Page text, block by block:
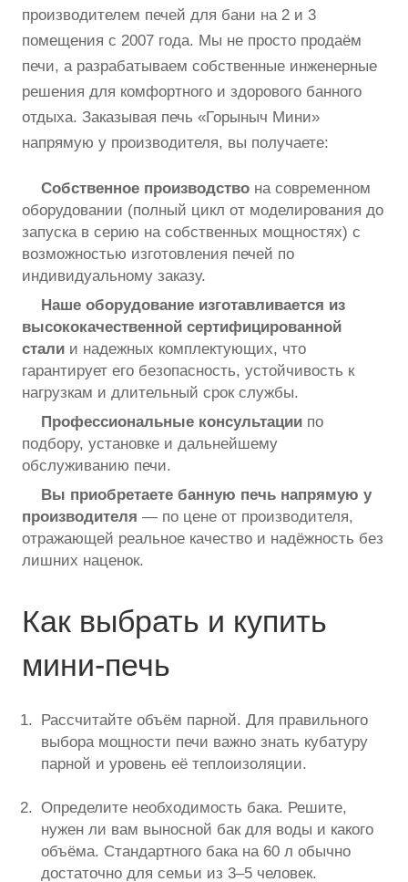
производителем печей для бани на 2 и 3
помещения с 2007 года. Мы не просто продаём
печи, а разрабатываем собственные инженерные
решения для комфортного и здорового банного
отдыха. Заказывая печь «Горыныч Мини»
напрямую у производителя, вы получаете:
Собственное производство на современном
оборудовании (полный цикл от моделирования до
запуска в серию на собственных мощностях) с
возможностью изготовления печей по
индивидуальному заказу.
Наше оборудование изготавливается из
высококачественной сертифицированной
стали и надежных комплектующих, что
гарантирует его безопасность, устойчивость к
нагрузкам и длительный срок службы.
Профессиональные консультации по
подбору, установке и дальнейшему
обслуживанию печи.
Вы приобретаете банную печь напрямую у
производителя — по цене от производителя,
отражающей реальное качество и надёжность без
лишних наценок.
Как выбрать и купить
мини-печь
Рассчитайте объём парной. Для правильного
выбора мощности печи важно знать кубатуру
парной и уровень её теплоизоляции.
Определите необходимость бака. Решите,
нужен ли вам выносной бак для воды и какого
объёма. Стандартного бака на 60 л обычно
достаточно для семьи из 3–5 человек.